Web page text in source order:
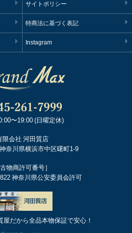
サイトポリシー
特商法に基づく表記
Instagram
〜19:00 (日曜定休)
限会社 河田質店
奈川県横浜市中区曙町1-9
古物商許可番号］
神奈川県公安委員会許可
屋だから全品本物保証で安心！